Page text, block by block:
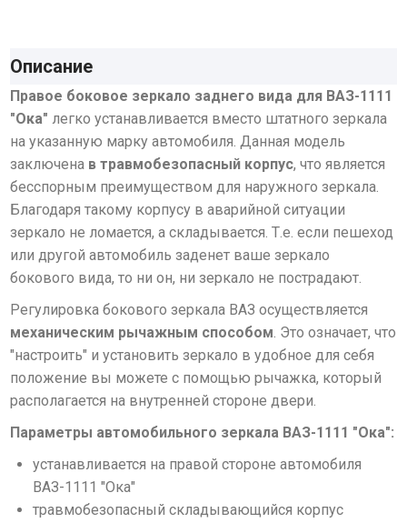
Описание
Правое боковое зеркало заднего вида для ВАЗ-1111
"Ока" легко устанавливается вместо штатного зеркала
на указанную марку автомобиля. Данная модель
заключена в травмобезопасный корпус, что является
бесспорным преимуществом для наружного зеркала.
Благодаря такому корпусу в аварийной ситуации
зеркало не ломается, а складывается. Т.е. если пешеход
или другой автомобиль заденет ваше зеркало
бокового вида, то ни он, ни зеркало не пострадают.
Регулировка бокового зеркала ВАЗ осуществляется
механическим рычажным способом. Это означает, что
"настроить" и установить зеркало в удобное для себя
положение вы можете с помощью рычажка, который
располагается на внутренней стороне двери.
Параметры автомобильного зеркала ВАЗ-1111 "Ока":
устанавливается на правой стороне автомобиля
ВАЗ-1111 "Ока"
травмобезопасный складывающийся корпус